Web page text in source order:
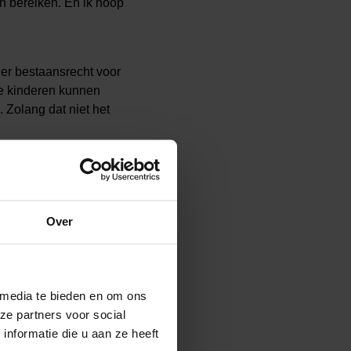
Over
te bieden en om ons
partners voor social
die u aan ze heeft
bereiken. En ik hoop
bestaansrecht voor
kinderen kunnen
Zolang dat niet het
geeft flexibiliteit, je
als